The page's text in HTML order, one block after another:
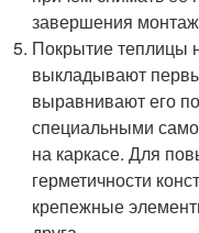
завершения
Покрытие теплицы
выкладывают
выравнивают его
специальными
на каркасе. Для
герметичности
крепежные